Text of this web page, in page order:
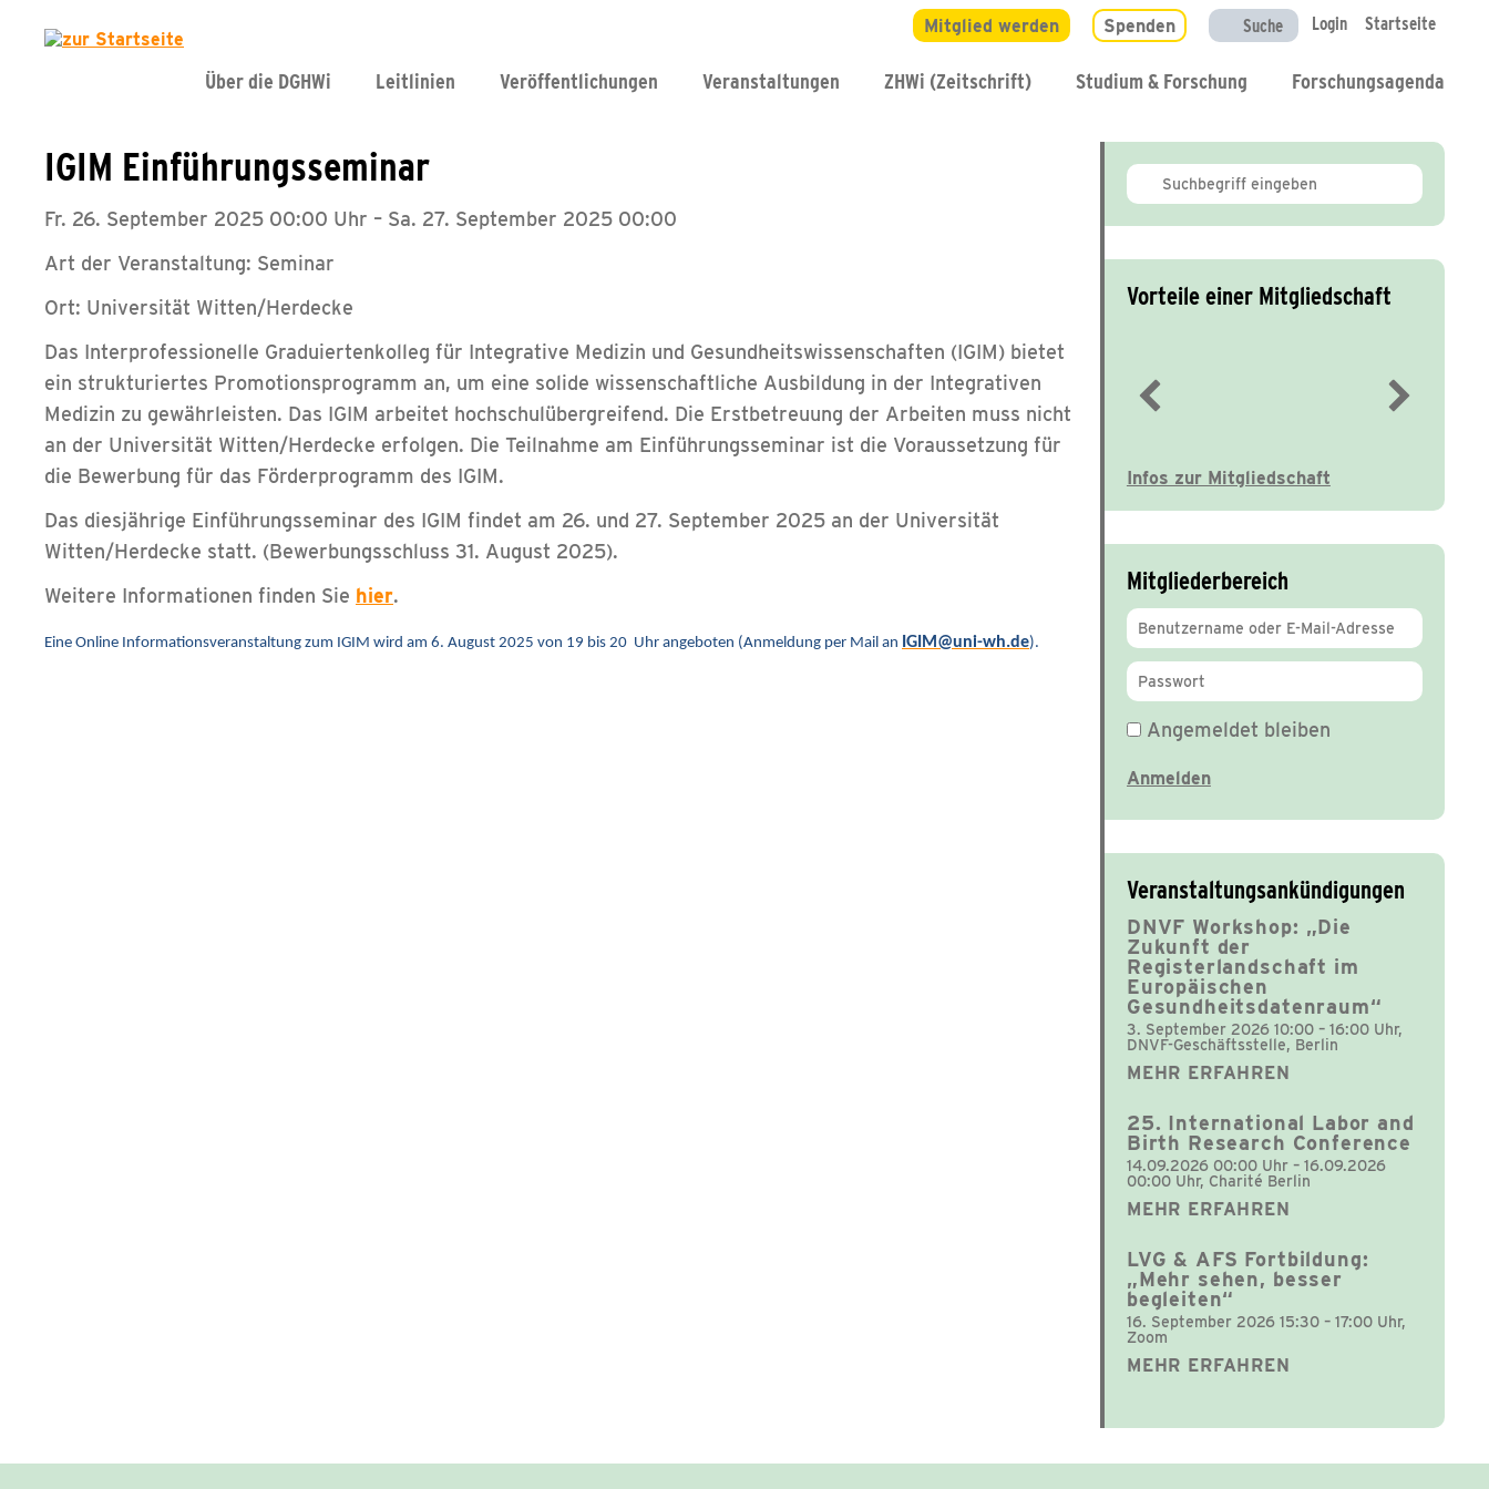
Mitglied werden Spenden Suche Login Startseite
Über die DGHWi Leitlinien Veröffentlichungen Veranstaltungen ZHWi (Zeitschrift) Studium & Forschung Forschungsagenda
IGIM Einführungsseminar
Fr. 26. September 2025 00:00 Uhr – Sa. 27. September 2025 00:00
Art der Veranstaltung: Seminar
Ort: Universität Witten/Herdecke
Das Interprofessionelle Graduiertenkolleg für Integrative Medizin und Gesundheitswissenschaften (IGIM) bietet
ein strukturiertes Promotionsprogramm an, um eine solide wissenschaftliche Ausbildung in der Integrativen
Medizin zu gewährleisten. Das IGIM arbeitet hochschulübergreifend. Die Erstbetreuung der Arbeiten muss nicht
an der Universität Witten/Herdecke erfolgen. Die Teilnahme am Einführungsseminar ist die Voraussetzung für
die Bewerbung für das Förderprogramm des IGIM.
Das diesjährige Einführungsseminar des IGIM findet am 26. und 27. September 2025 an der Universität
Witten/Herdecke statt. (Bewerbungsschluss 31. August 2025).
Weitere Informationen finden Sie hier.
Eine Online Informationsveranstaltung zum IGIM wird am 6. August 2025 von 19 bis 20 Uhr angeboten (Anmeldung per Mail an IGIM@uni-wh.de).
Vorteile einer Mitgliedschaft
Infos zur Mitgliedschaft
Mitgliederbereich
Angemeldet bleiben
Veranstaltungsankündigungen
DNVF Workshop: „Die
Zukunft der
Registerlandschaft im
Europäischen
Gesundheitsdatenraum“
3. September 2026 10:00 – 16:00 Uhr,
DNVF-Geschäftsstelle, Berlin
MEHR ERFAHREN
25. International Labor and
Birth Research Conference
14.09.2026 00:00 Uhr – 16.09.2026
00:00 Uhr, Charité Berlin
MEHR ERFAHREN
LVG & AFS Fortbildung:
„Mehr sehen, besser
begleiten“
16. September 2026 15:30 – 17:00 Uhr,
Zoom
MEHR ERFAHREN